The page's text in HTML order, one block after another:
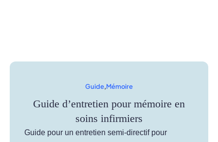
Guide,Mémoire
Guide d’entretien pour mémoire en
soins infirmiers
Guide pour un entretien semi-directif pour